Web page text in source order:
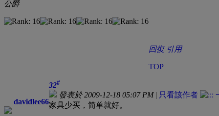
公爵
回復 引用
TOP
davidlee66
32#
發表於 2009-12-18 05:07 PM| 只看該作者
家具少买，简单就好。